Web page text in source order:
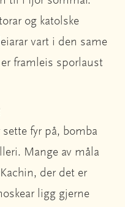
og katolske
vart i den same
framleis sporlaust
fyr på, bomba
Mange av måla
der det er
ligg gjerne